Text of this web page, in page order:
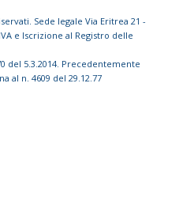
Sede legale Via Eritrea 21 -
e Iscrizione al Registro delle
del 5.3.2014. Precedentemente
al n. 4609 del 29.12.77